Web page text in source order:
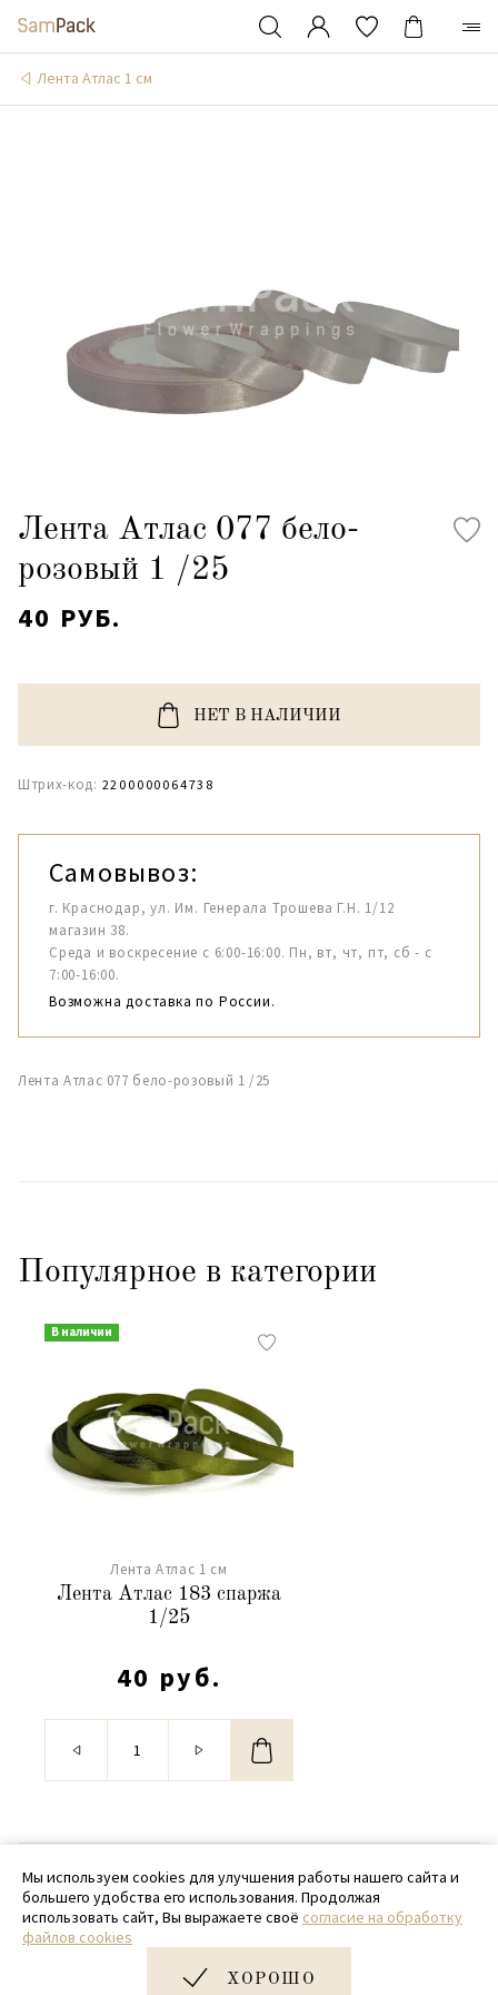
Лента Атлас 1 см
Лента Атлас 077 бело-
розовый 1 /25
40 РУБ.
НЕТ В НАЛИЧИИ
Штрих-код: 2200000064738
Самовывоз:
г. Краснодар, ул. Им. Генерала Трошева Г.Н. 1/12
магазин 38.
Среда и воскресение с 6:00-16:00. Пн, вт, чт, пт, сб - с
7:00-16:00.
Возможна доставка по России.
Лента Атлас 077 бело-розовый 1 /25
Популярное в категории
В наличии
Лента Атлас 1 см
Лента Атлас 183 спаржа
1/25
40 руб.
© 2020 - 2026 SamPack
+ 7 (918) 699-97-87
zakaz@sampack.store
Мы используем cookies для улучшения работы нашего сайта и
большего удобства его использования. Продолжая
использовать сайт, Вы выражаете своё согласие на обработку
файлов cookies
ХОРОШО